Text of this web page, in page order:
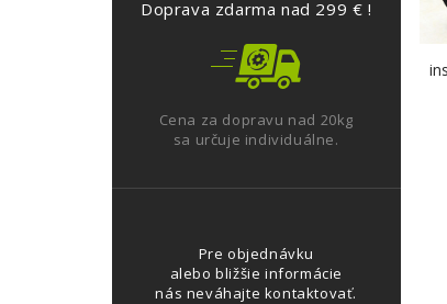
Doprava zdarma nad 299 € !
Cena za dopravu nad 20kg
sa určuje individuálne.
Pre objednávku
alebo bližšie informácie
nás neváhajte kontaktovať.